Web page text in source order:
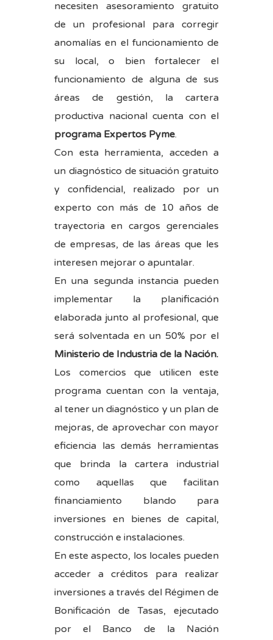
necesiten asesoramiento gratuito
de un profesional para corregir
anomalías en el funcionamiento de
su local, o bien fortalecer el
funcionamiento de alguna de sus
áreas de gestión, la cartera
productiva nacional cuenta con el
programa Expertos Pyme.
Con esta herramienta, acceden a
un diagnóstico de situación gratuito
y confidencial, realizado por un
experto con más de 10 años de
trayectoria en cargos gerenciales
de empresas, de las áreas que les
interesen mejorar o apuntalar.
En una segunda instancia pueden
implementar la planificación
elaborada junto al profesional, que
será solventada en un 50% por el
Ministerio de Industria de la Nación.
Los comercios que utilicen este
programa cuentan con la ventaja,
al tener un diagnóstico y un plan de
mejoras, de aprovechar con mayor
eficiencia las demás herramientas
que brinda la cartera industrial
como aquellas que facilitan
financiamiento blando para
inversiones en bienes de capital,
construcción e instalaciones.
En este aspecto, los locales pueden
acceder a créditos para realizar
inversiones a través del Régimen de
Bonificación de Tasas, ejecutado
por el Banco de la Nación